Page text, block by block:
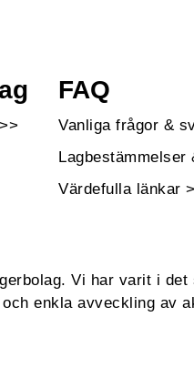
FAQ
Vanliga frågor &
Lagbestämmelser
Värdefulla länkar
Vi har varit i
enkla avveckling av